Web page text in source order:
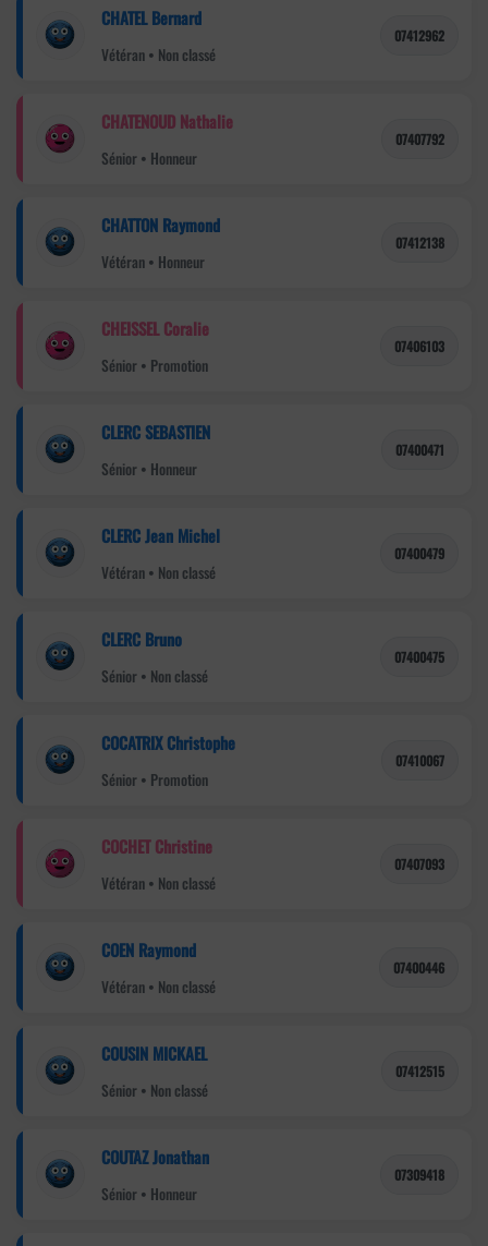
CHATEL Bernard
Vétéran • Non classé
07412962
CHATENOUD Nathalie
Sénior • Honneur
07407792
CHATTON Raymond
Vétéran • Honneur
07412138
CHEISSEL Coralie
Sénior • Promotion
07406103
CLERC SEBASTIEN
Sénior • Honneur
07400471
CLERC Jean Michel
Vétéran • Non classé
07400479
CLERC Bruno
Sénior • Non classé
07400475
COCATRIX Christophe
Sénior • Promotion
07410067
COCHET Christine
Vétéran • Non classé
07407093
COEN Raymond
Vétéran • Non classé
07400446
COUSIN MICKAEL
Sénior • Non classé
07412515
COUTAZ Jonathan
Sénior • Honneur
07309418